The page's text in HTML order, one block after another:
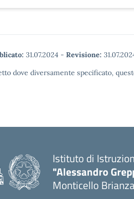
31.07.2024 - Revisione:
dove diversamente specificato,
Istituto di
"Alessandro
Monticello